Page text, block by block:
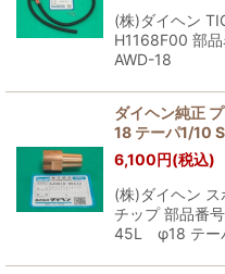
(株)ダイヘン
H1168F00 部品
AWD-18
ダイヘン純正
18 テーパ1/10
6,100円(税込)
(株)ダイヘン
チップ 部品番
45L φ18 テー